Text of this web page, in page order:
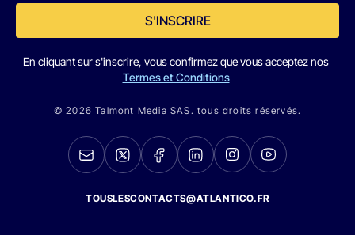
S'INSCRIRE
En cliquant sur s'inscrire, vous confirmez que vous acceptez nos
Termes et Conditions
© 2026 Talmont Media SAS. tous droits réservés.
TOUSLESCONTACTS@ATLANTICO.FR